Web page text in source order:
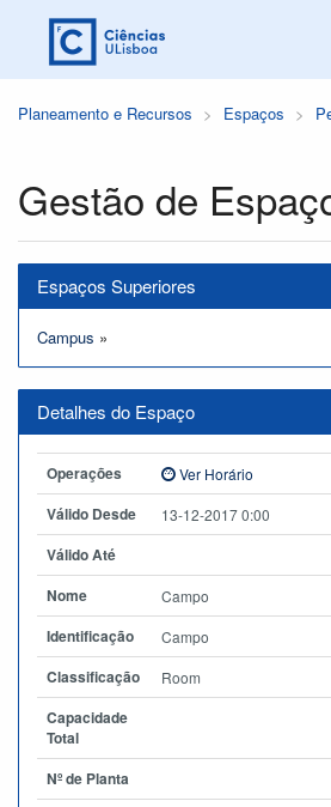
Planeamento e Recursos Espaços
Gestão de
Espaços Superiores
Campus »
Detalhes do Espaço
Operações Ver Horário
Válido Desde 13-12-2017 0:00
Válido Até
Nome
Campo
Identificação Campo
Classificação Room
Capacidade
Total
Nº de Planta